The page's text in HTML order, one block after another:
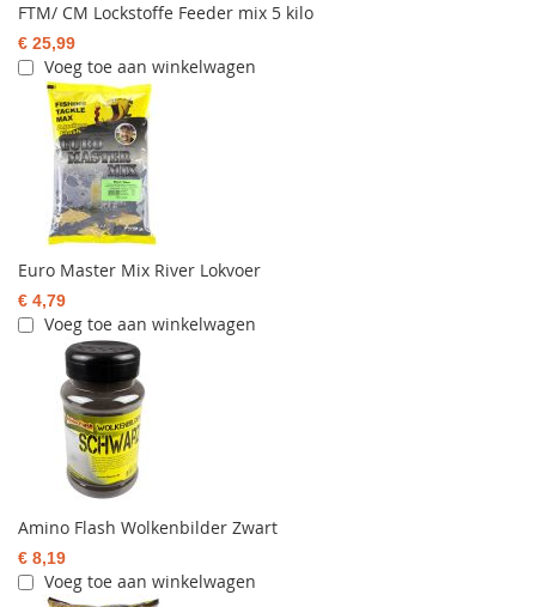
FTM/ CM Lockstoffe Feeder mix 5 kilo
€ 25,99
Voeg toe aan winkelwagen
Euro Master Mix River Lokvoer
€ 4,79
Voeg toe aan winkelwagen
Amino Flash Wolkenbilder Zwart
€ 8,19
Voeg toe aan winkelwagen